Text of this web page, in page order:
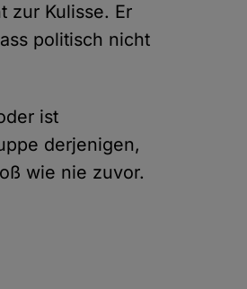
zur Kulisse. Er
politisch nicht
ist
derjenigen,
wie nie zuvor.